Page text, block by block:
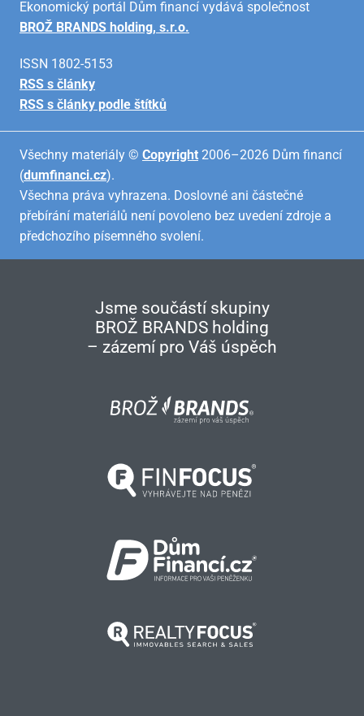
Ekonomický portál Dům financí vydává společnost
BROŽ BRANDS holding, s.r.o.
ISSN 1802-5153
RSS s články
RSS s články podle štítků
Všechny materiály © Copyright 2006–2026 Dům financí
(dumfinanci.cz).
Všechna práva vyhrazena. Doslovné ani částečné
přebírání materiálů není povoleno bez uvedení zdroje a
předchozího písemného svolení.
Jsme součástí skupiny
BROŽ BRANDS holding
– zázemí pro Váš úspěch